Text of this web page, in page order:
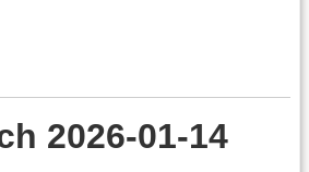
2026-01-14